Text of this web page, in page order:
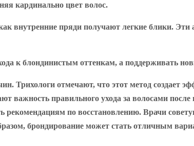
кардинально цвет волос.
внутренние пряди получают легкие блики.
к блондинистым оттенкам, а поддерживать
отмечают, что этот метод создает
важность правильного ухода за волосами
рекомендациям по восстановлению. Врачи
брондирование может стать отличным